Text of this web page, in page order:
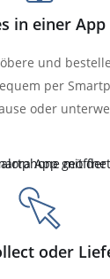
in einer App
und
per
oder
oder